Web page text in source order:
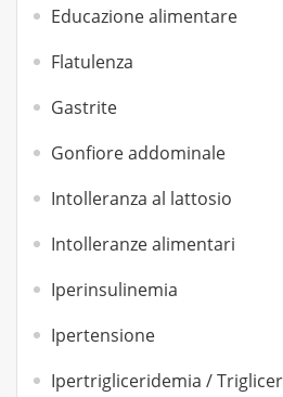
Educazione alimentare
Flatulenza
Gastrite
Gonfiore addominale
Intolleranza al lattosio
Intolleranze alimentari
Iperinsulinemia
Ipertensione
Ipertrigliceridemia /